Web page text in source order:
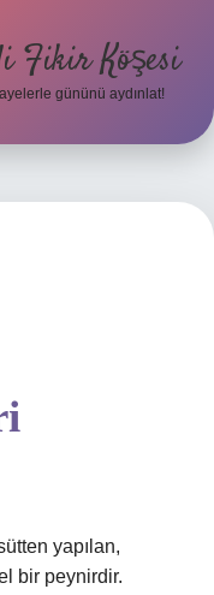
Fikir Köşesi
gününü aydınlat!
yapılan,
bir peynirdir.